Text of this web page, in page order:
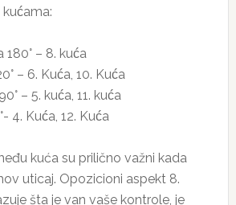
180° – 8. kuća
– 6. Kuća, 10. Kuća
– 5. kuća, 11. kuća
4. Kuća, 12. Kuća
kuća su prilično važni kada
uticaj. Opozicioni aspekt 8.
šta je van vaše kontrole, je